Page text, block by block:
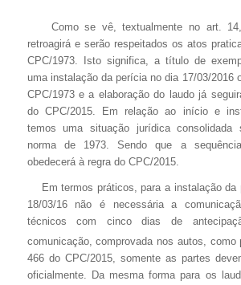
Como se vê, textualmente no art.
retroagirá e serão respeitados os atos
CPC/1973. Isto significa, a título de
uma instalação da perícia no dia 17/03/2016
CPC/1973 e a elaboração do laudo já
do CPC/2015. Em relação ao início e
temos uma situação jurídica
norma de 1973. Sendo que a
obedecerá à regra do CPC/2015.
Em termos práticos, para a instalação da
18/03/16 não é necessária a
técnicos com cinco dias de
comunicação, comprovada nos autos, como
466 do CPC/2015, somente as partes
oficialmente. Da mesma forma para os